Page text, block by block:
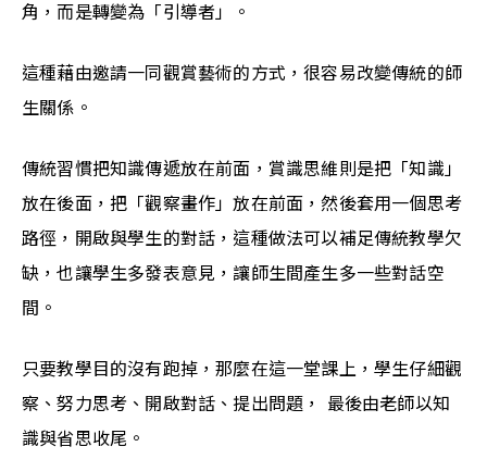
角，而是轉變為「引導者」。
這種藉由邀請一同觀賞藝術的方式，很容易改變傳統的師
生關係。
傳統習慣把知識傳遞放在前面，賞識思維則是把「知識」
放在後面，把「觀察畫作」放在前面，然後套用一個思考
路徑，開啟與學生的對話，這種做法可以補足傳統教學欠
缺，也讓學生多發表意見，讓師生間產生多一些對話空
間。
只要教學目的沒有跑掉，那麼在這一堂課上，學生仔細觀
察、努力思考、開啟對話、提出問題， 最後由老師以知
識與省思收尾。